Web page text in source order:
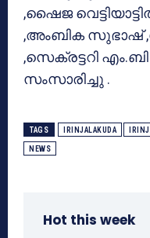
,ഷൈജ
,അംബിക സുഭാഷ്
,സെക്രട്ടറി
സംസാരിച്ചു .
TAGS IRINJALAKUDA
NEWS
Hot this week